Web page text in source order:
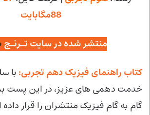
88مگابایت
منتشر شده در سایت تـرنـج
کتاب راهنمای فیزیک دهم تجربی: با
خدمت دهمی های عزیز، در این پست
گام به گام فیزیک منتشرانرا قرار